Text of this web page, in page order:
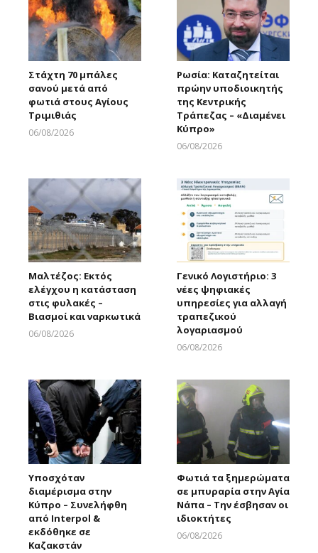
Στάχτη 70 μπάλες
σανού μετά από
φωτιά στους Αγίους
Τριμιθιάς
06/08/2026
Ρωσία: Καταζητείται
πρώην υποδιοικητής
της Κεντρικής
Τράπεζας – «Διαμένει
Κύπρο»
06/08/2026
Μαλτέζος: Εκτός
ελέγχου η κατάσταση
στις φυλακές –
Βιασμοί και ναρκωτικά
06/08/2026
Γενικό Λογιστήριο: 3
νέες ψηφιακές
υπηρεσίες για αλλαγή
τραπεζικού
λογαριασμού
06/08/2026
Υποσχόταν
διαμέρισμα στην
Κύπρο – Συνελήφθη
από Interpol &
εκδόθηκε σε
Καζακστάν
Φωτιά τα ξημερώματα
σε μπυραρία στην Αγία
Νάπα – Την έσβησαν οι
ιδιοκτήτες
06/08/2026